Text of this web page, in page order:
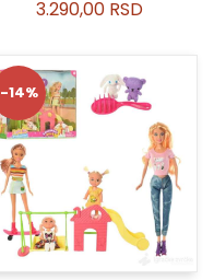
3.290,00 RSD
-14%